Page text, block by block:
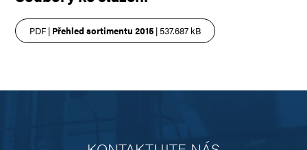
PDF | Přehled sortimentu 2015 | 537.687 kB